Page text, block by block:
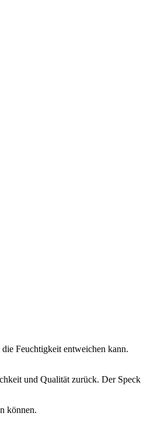
Feuchtigkeit entweichen kann.
und Qualität zurück. Der Speck
können.